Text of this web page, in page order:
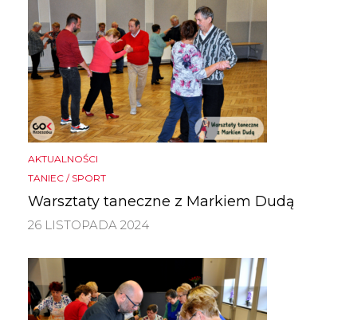
AKTUALNOŚCI
TANIEC / SPORT
Warsztaty taneczne z Markiem Dudą
26 LISTOPADA 2024